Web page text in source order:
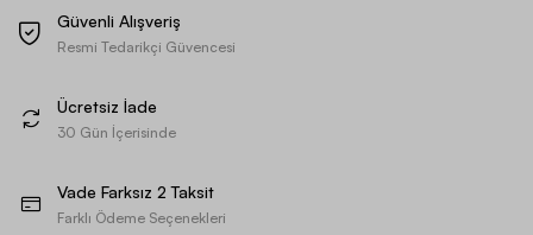
Güvenli Alışveriş
Resmi Tedarikçi Güvencesi
Ücretsiz İade
30 Gün İçerisinde
Vade Farksız 2 Taksit
Farklı Ödeme Seçenekleri